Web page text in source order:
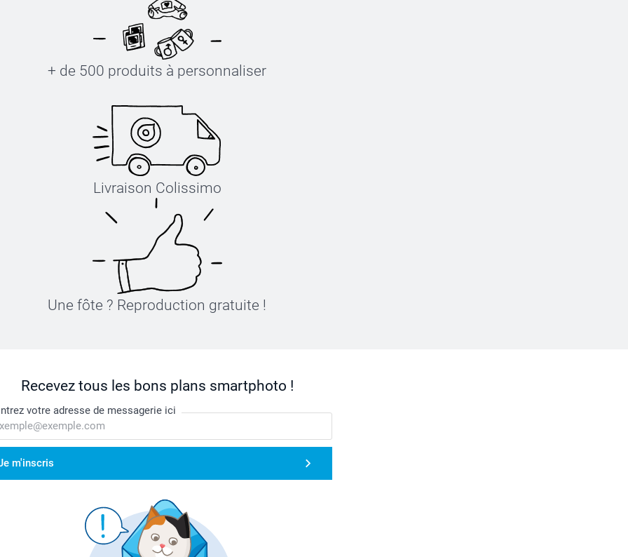
+ de 500 produits à personnaliser
Livraison Colissimo
Une fôte ? Reproduction gratuite !
Recevez tous les bons plans smartphoto !
votre adresse de messagerie ici
m'inscris